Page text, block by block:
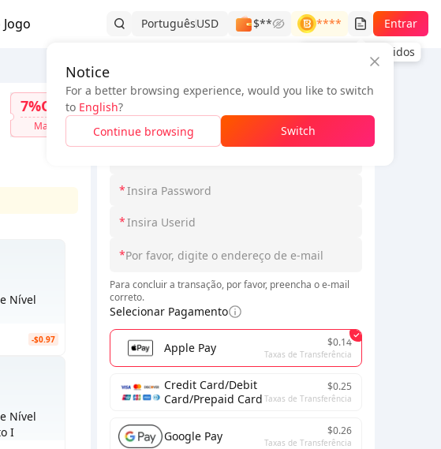
PortuguêsUSD $**
****
Histórico de Pedidos
Entrar
Informações do pedido
*Selecione Loginmodel
*
*
*
Para concluir a transação, por favor, preencha o e-mail
correto.
Selecionar Pagamento
Apple Pay $0.14
Taxas de Transferência
Credit Card/Debit
Card/Prepaid Card
$0.25
Taxas de Transferência
Google Pay $0.26
Taxas de Transferência
7%OFF
Mais
Nível
-$0.97
Nível
I
Notice
For a better browsing experience, would you like to switch
to English?
Continue browsing
Switch